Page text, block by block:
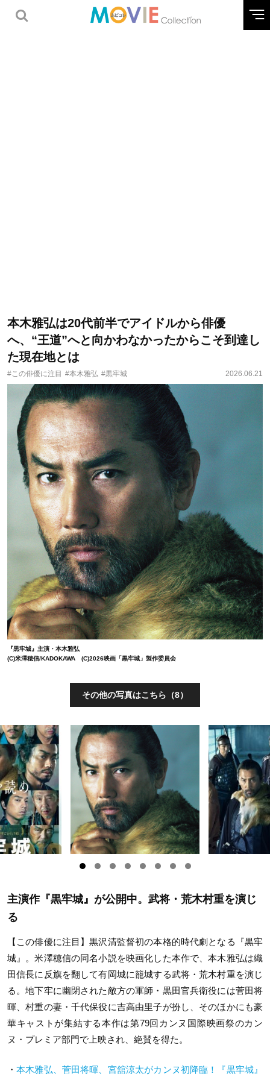
本木雅弘は20代前半でアイドルから俳優
へ、“王道”へと向かわなかったからこそ到達し
た現在地とは
#この俳優に注目 #本木雅弘 #黒牢城 2026.06.21
『黒牢城』主演・本木雅弘
(C)米澤穂信/KADOKAWA (C)2026映画「黒牢城」製作委員会
その他の写真はこちら（8）
主演作『黒牢城』が公開中。武将・荒木村重を演じ
る
【この俳優に注目】黒沢清監督初の本格的時代劇となる『黒牢
城』。米澤穂信の同名小説を映画化した本作で、本木雅弘は織
田信長に反旗を翻して有岡城に籠城する武将・荒木村重を演じ
る。地下牢に幽閉された敵方の軍師・黒田官兵衛役には菅田将
暉、村重の妻・千代保役に吉高由里子が扮し、そのほかにも豪
華キャストが集結する本作は第79回カンヌ国際映画祭のカン
ヌ・プレミア部門で上映され、絶賛を得た。
・本木雅弘、菅田将暉、宮舘涼太がカンヌ初降臨！『黒牢城』